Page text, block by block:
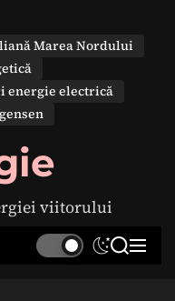
Marea Nordului
energie electrică
viitorului
S
S M